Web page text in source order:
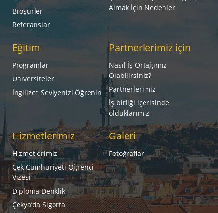
Broşürler
Referanslar
Almak İçin Nedenler
Eğitim
Programlar
Üniversiteler
İngilizce Seviyenizi Öğrenin
Partnerlerimiz için
Nasıl İş Ortağımız
Olabilirsiniz?
Partnerlerimiz
İş birliği içerisinde
olduklarımız
Hizmetlerimiz
Hizmetlerimiz
Çek Cumhuriyeti Öğrenci
Vizesi
Diploma Denklik
Çekya’da Sigorta
Galeri
Fotoğraflar